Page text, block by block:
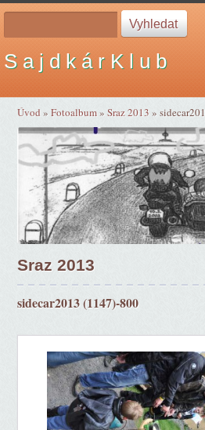
S a j d k á r K l u b
Úvod »Fotoalbum»Sraz 2013 »
Sraz 2013
sidecar2013 (1147)-800